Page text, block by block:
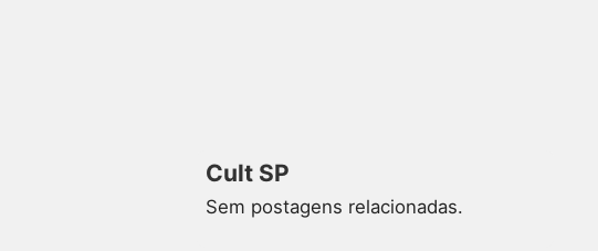
Cult SP
Sem postagens relacionadas.